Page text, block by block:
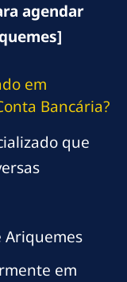
agendar
em
Bancária?
que
Ariquemes
em